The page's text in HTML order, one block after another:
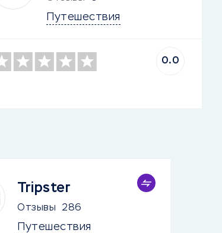
Путешествия
0.0
Tripster
Отзывы 286
Путешествия